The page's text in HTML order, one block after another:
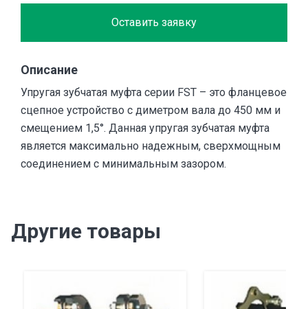
Оставить заявку
Описание
Упругая зубчатая муфта серии FST – это фланцевое
сцепное устройство с диметром вала до 450 мм и
смещением 1,5°. Данная упругая зубчатая муфта
является максимально надежным, сверхмощным
соединением с минимальным зазором.
Другие товары